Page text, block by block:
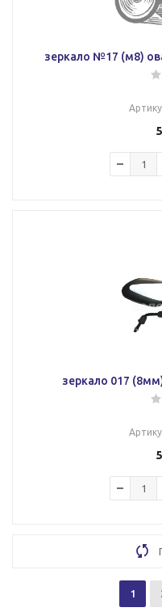
зеркало №17 (м8)
зеркало 017
1